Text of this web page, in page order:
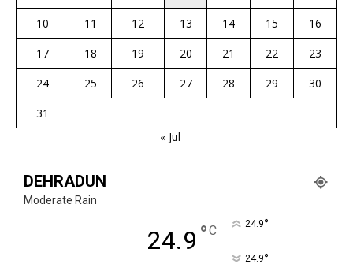
10
11 12 13 14 15
16
17
18 19 20 21 22
23
24
25 26 27 28 29
30
31
« Jul
DEHRADUN
Moderate Rain
24.9 °C 24.9°
24.9°